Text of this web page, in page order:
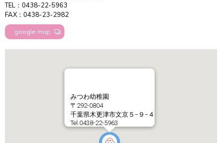
TEL：0438-22-5963
FAX：0438-23-2982
google map
みつわ幼稚園
〒292-0804
千葉県木更津市文京５−９−４
Tel.0438-22-5963